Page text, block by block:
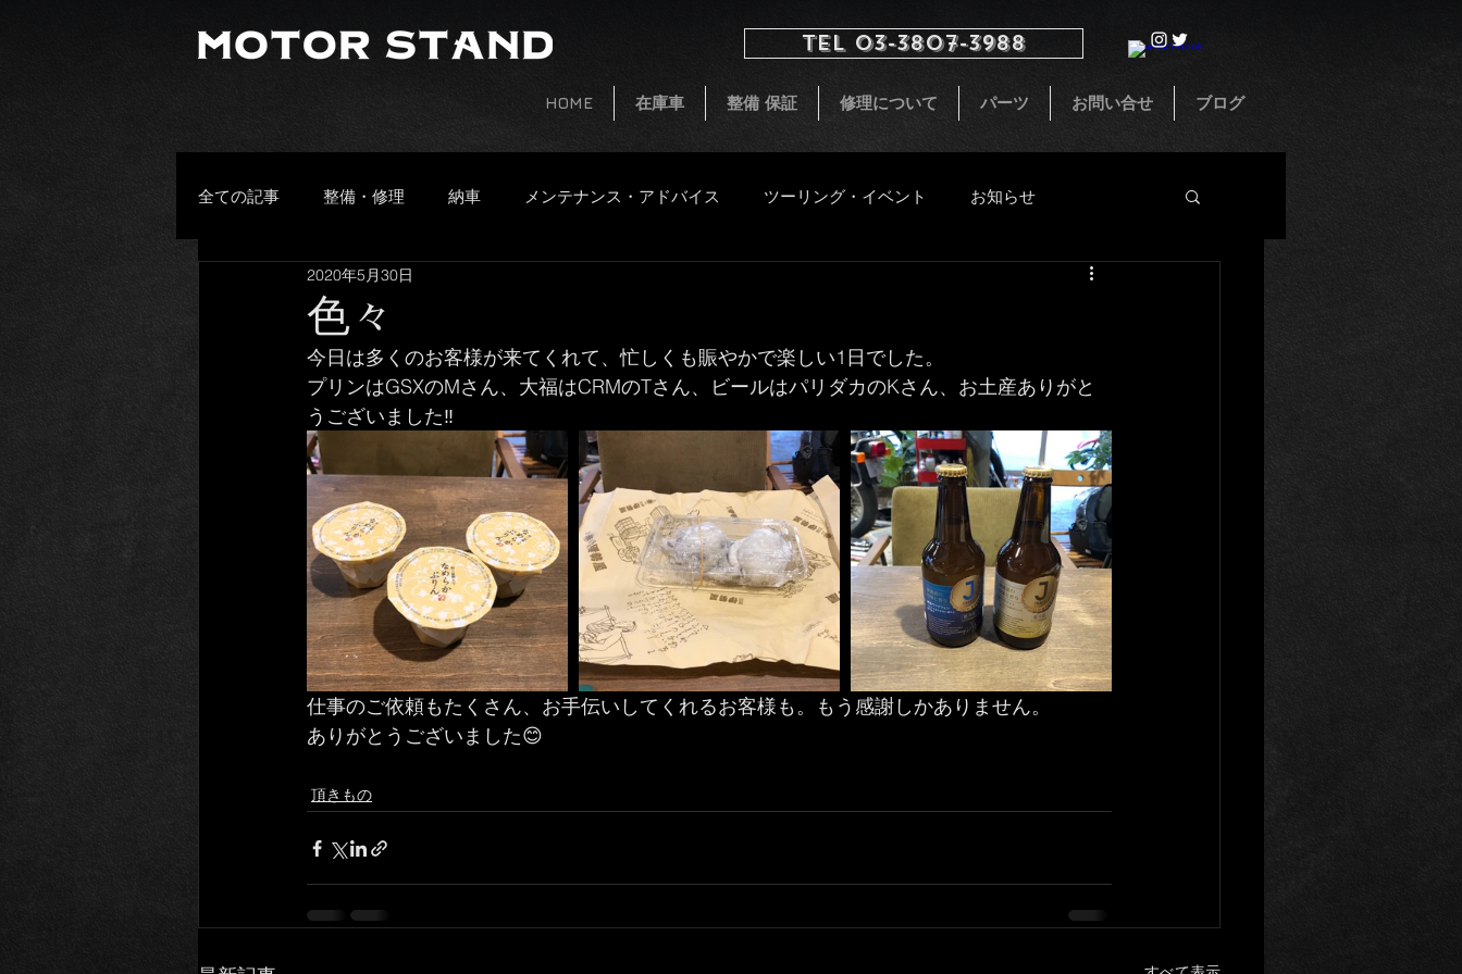
TEL 03-3807-3988
HOME 在庫車 整備 保証 修理について パーツ お問い合せ ブログ
全ての記事 整備・修理 納車 メンテナンス・アドバイス ツーリング・イベント お知らせ
プライベート その他
お客様の愛車 ファッション 飲食物
色々
2020年5月30日
今日は多くのお客様が来てくれて、忙しくも賑やかで楽しい1日でした。
プリンはGSXのMさん、大福はCRMのTさん、ビールはパリダカのKさん、お土産ありがと
うございました‼️
仕事のご依頼もたくさん、お手伝いしてくれるお客様も。もう感謝しかありません。
ありがとうございました😊
頂きもの